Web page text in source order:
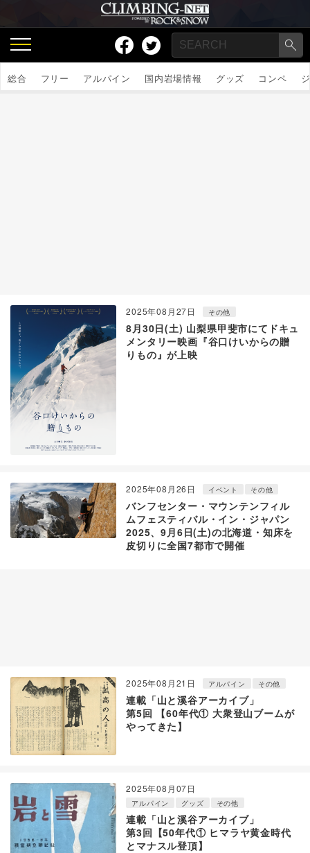
総合 フリー アルパイン 国内岩場情報 グッズ コンペ
2025年08月27日 その他
8月30日(土) 山梨県甲斐市にてドキュ
メンタリー映画『谷口けいからの贈
りもの』が上映
2025年08月26日 イベント その他
バンフセンター・マウンテンフィル
ムフェスティバル・イン・ジャパン
2025、9月6日(土)の北海道・知床を
皮切りに全国7都市で開催
2025年08月21日 アルパイン その他
連載「山と溪谷アーカイブ」
第5回 【60年代① 大衆登山ブームが
やってきた】
2025年08月07日
アルパイン グッズ その他
連載「山と溪谷アーカイブ」
第3回【50年代① ヒマラヤ黄金時代
とマナスル登頂】